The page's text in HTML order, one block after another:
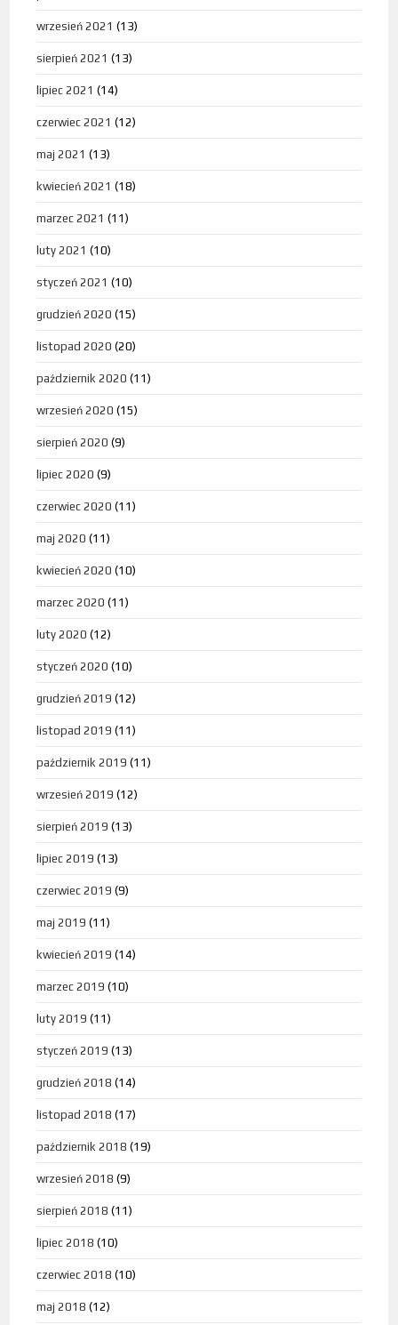
wrzesień 2021 (13)
sierpień 2021 (13)
lipiec 2021 (14)
czerwiec 2021 (12)
maj 2021 (13)
kwiecień 2021 (18)
marzec 2021 (11)
luty 2021 (10)
styczeń 2021 (10)
grudzień 2020 (15)
listopad 2020 (20)
październik 2020 (11)
wrzesień 2020 (15)
sierpień 2020 (9)
lipiec 2020 (9)
czerwiec 2020 (11)
maj 2020 (11)
kwiecień 2020 (10)
marzec 2020 (11)
luty 2020 (12)
styczeń 2020 (10)
grudzień 2019 (12)
listopad 2019 (11)
październik 2019 (11)
wrzesień 2019 (12)
sierpień 2019 (13)
lipiec 2019 (13)
czerwiec 2019 (9)
maj 2019 (11)
kwiecień 2019 (14)
marzec 2019 (10)
luty 2019 (11)
styczeń 2019 (13)
grudzień 2018 (14)
listopad 2018 (17)
październik 2018 (19)
wrzesień 2018 (9)
sierpień 2018 (11)
lipiec 2018 (10)
czerwiec 2018 (10)
maj 2018 (12)